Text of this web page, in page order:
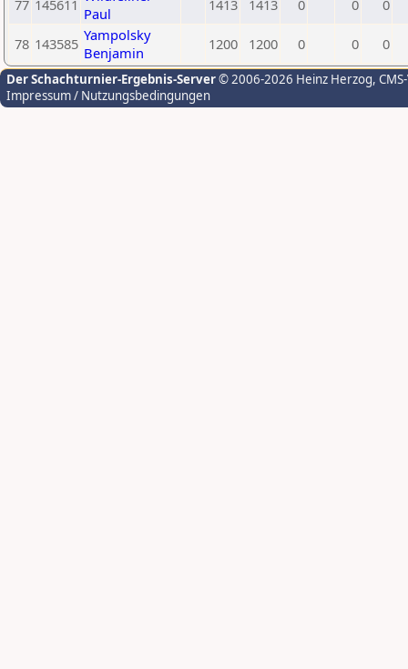
77 145611 Paul
1413 1413 0 0 0
78 143585 Yampolsky
Benjamin
1200 1200 0 0 0
Der Schachturnier-Ergebnis-Server© 2006-2026 Heinz Herzog,
Impressum / Nutzungsbedingungen